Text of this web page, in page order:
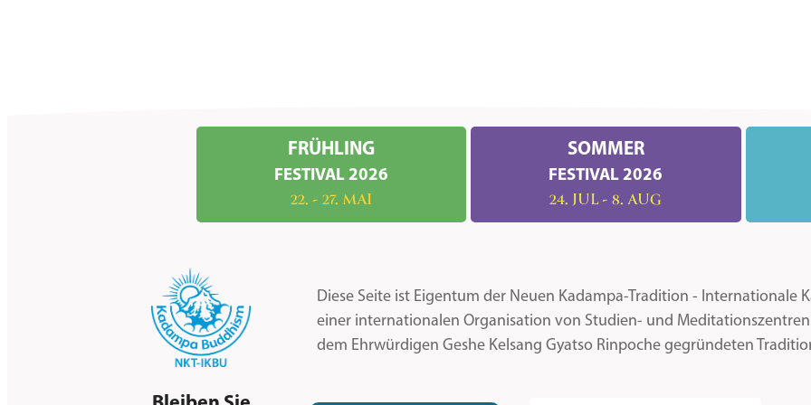
FRÜHLING
FESTIVAL 2026
22. - 27. MAI
SOMMER
FESTIVAL 2026
24. JUL - 8. AUG
Diese Seite ist Eigentum der Neuen Kadampa-Tradition - Internationale
einer internationalen Organisation von Studien- und
dem Ehrwürdigen Geshe Kelsang Gyatso Rinpoche gegründeten